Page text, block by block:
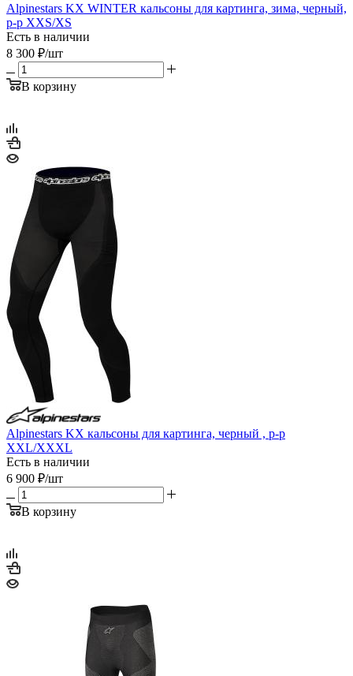
Alpinestars KX WINTER кальсоны для картинга, зима, черный,
р-р XXS/XS
Есть в наличии
8 300 ₽/шт
В корзину
Alpinestars KX кальсоны для картинга, черный , р-р
XXL/XXXL
Есть в наличии
6 900 ₽/шт
В корзину